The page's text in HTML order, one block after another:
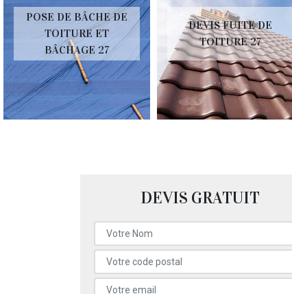
POSE DE BÂCHE DE
TOITURE ET
BÂCHAGE 27
DEVIS FUITE DE
TOITURE 27
DEVIS GRATUIT